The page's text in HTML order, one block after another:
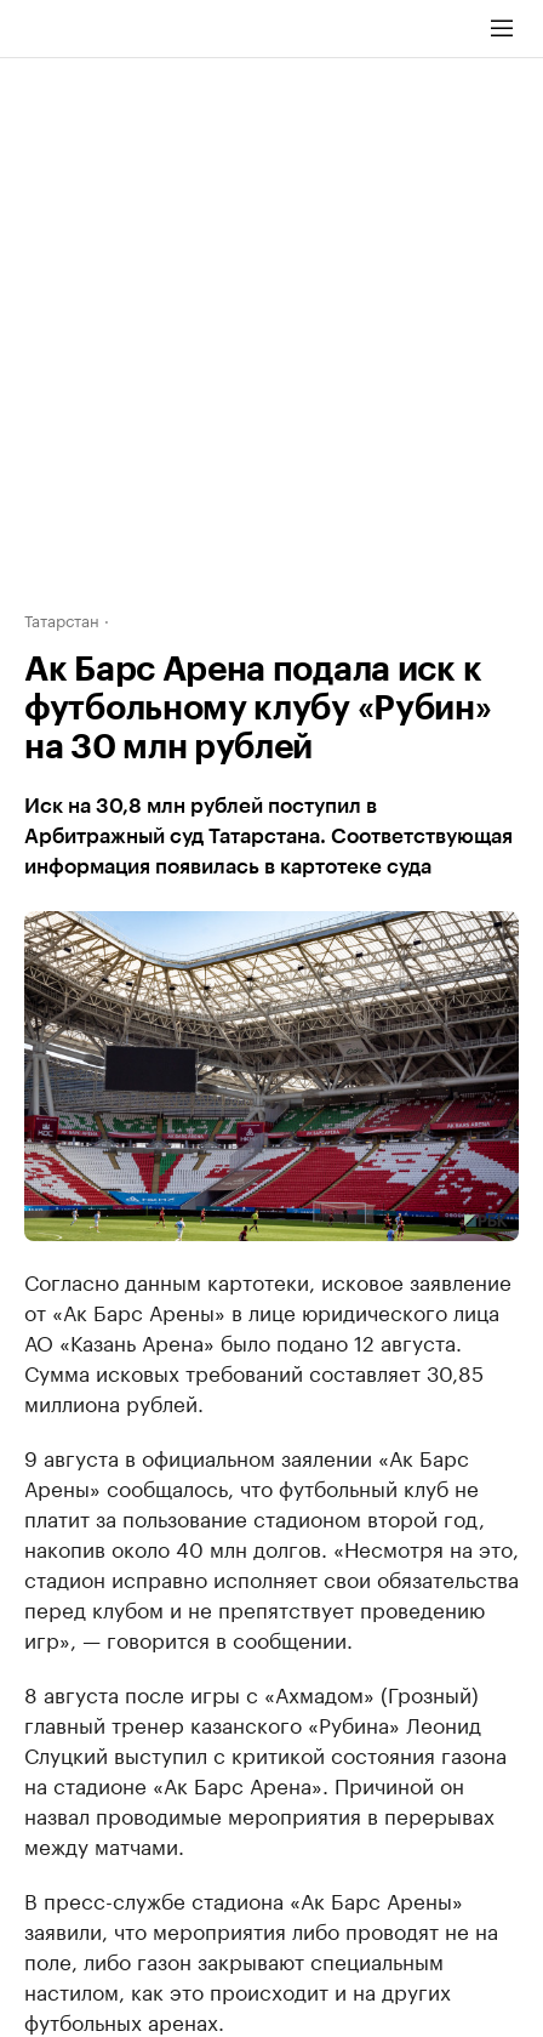
Татарстан
Ак Барс Арена подала иск к
футбольному клубу «Рубин»
на 30 млн рублей
Иск на 30,8 млн рублей поступил в
Арбитражный суд Татарстана. Соответствующая
информация появилась в картотеке суда
Согласно данным картотеки, исковое заявление
от «Ак Барс Арены» в лице юридического лица
АО «Казань Арена» было подано 12 августа.
Сумма исковых требований составляет 30,85
миллиона рублей.
9 августа в официальном заялении «Ак Барс
Арены» сообщалось, что футбольный клуб не
платит за пользование стадионом второй год,
накопив около 40 млн долгов. «Несмотря на это,
стадион исправно исполняет свои обязательства
перед клубом и не препятствует проведению
игр», — говорится в сообщении.
8 августа после игры с «Ахмадом» (Грозный)
главный тренер казанского «Рубина» Леонид
Слуцкий выступил с критикой состояния газона
на стадионе «Ак Барс Арена». Причиной он
назвал проводимые мероприятия в перерывах
между матчами.
В пресс-службе стадиона «Ак Барс Арены»
заявили, что мероприятия либо проводят не на
поле, либо газон закрывают специальным
настилом, как это происходит и на других
футбольных аренах.